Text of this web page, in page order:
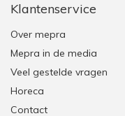
Klantenservice
Over mepra
Mepra in de media
Veel gestelde vragen
Horeca
Contact